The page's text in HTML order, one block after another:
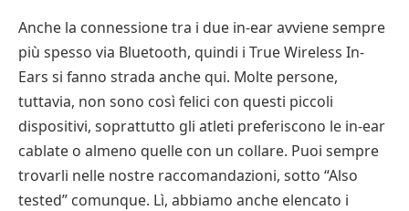
Anche la connessione tra i due in-ear avviene sempre
più spesso via Bluetooth, quindi i True Wireless In-
Ears si fanno strada anche qui. Molte persone,
tuttavia, non sono così felici con questi piccoli
dispositivi, soprattutto gli atleti preferiscono le in-ear
cablate o almeno quelle con un collare. Puoi sempre
trovarli nelle nostre raccomandazioni, sotto “Also
tested” comunque. Lì, abbiamo anche elencato i